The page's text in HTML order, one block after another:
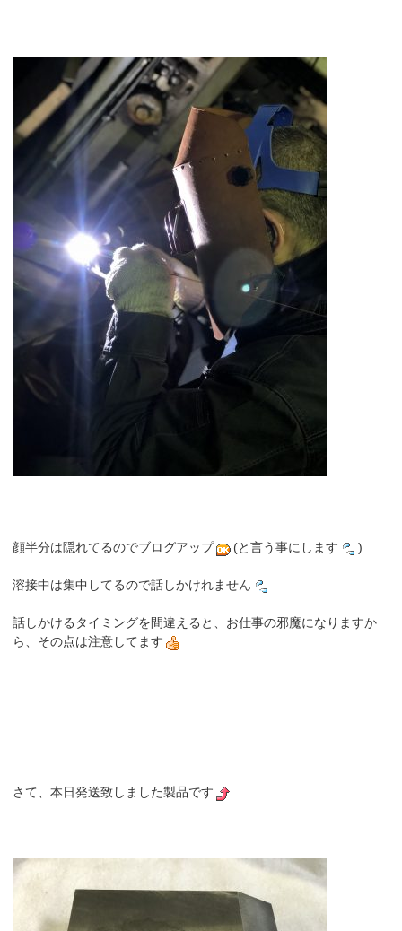
顔半分は隠れてるのでブログアップ (と言う事にします )
溶接中は集中してるので話しかけれません
話しかけるタイミングを間違えると、お仕事の邪魔になりますか
ら、その点は注意してます
さて、本日発送致しました製品です